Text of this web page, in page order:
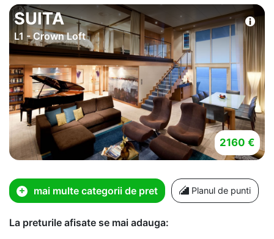
SUITA
L1 - Crown Loft
2160 €
mai multe categorii de pret Planul de punti
La preturile afisate se mai adauga: